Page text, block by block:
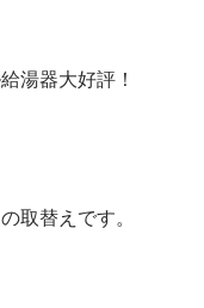
湯器大好評！
取替えです。